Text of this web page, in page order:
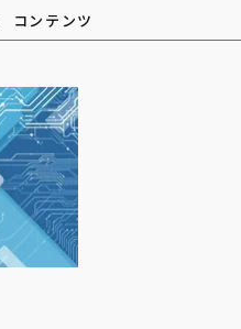
コンテンツ